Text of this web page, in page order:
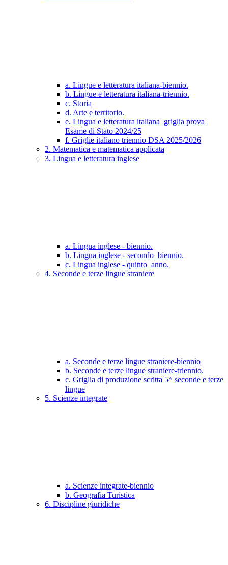
a. Lingue e letteratura italiana-biennio.
b. Lingue e letteratura italiana-triennio.
c. Storia
d. Arte e territorio.
e. Lingua e letteratura italiana_griglia prova
Esame di Stato 2024/25
f. Griglie italiano triennio DSA 2025/2026
2. Matematica e matematica applicata
3. Lingua e letteratura inglese
a. Lingua inglese - biennio.
b. Lingua inglese - secondo_biennio.
c. Lingua inglese - quinto_anno.
4. Seconde e terze lingue straniere
a. Seconde e terze lingue straniere-biennio
b. Seconde e terze lingue straniere-triennio.
c. Griglia di produzione scritta 5^ seconde e terze
lingue
5. Scienze integrate
a. Scienze integrate-biennio
b. Geografia Turistica
6. Discipline giuridiche